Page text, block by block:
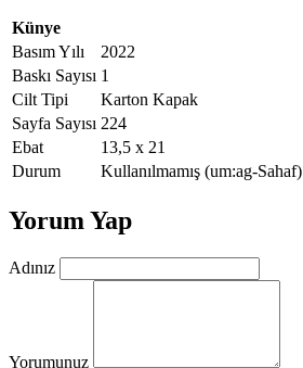
Künye
Basım Yılı
2022
Baskı Sayısı 1
Cilt Tipi
Karton Kapak
Sayfa Sayısı 224
Ebat
13,5 x 21
Durum
Kullanılmamış (um:ag-Sahaf)
Yorum Yap
Adınız
Yorumunuz